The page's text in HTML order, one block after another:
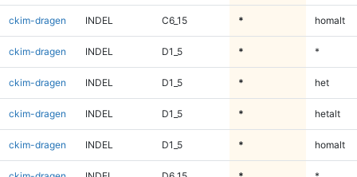
ckim-dragen INDEL C6_15 * homalt
ckim-dragen INDEL D1_5 * *
ckim-dragen INDEL D1_5 * het
ckim-dragen INDEL D1_5 * hetalt
ckim-dragen INDEL D1_5 * homalt